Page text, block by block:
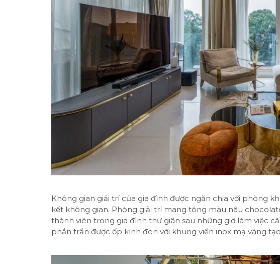
Không gian giải trí của gia đình được ngăn chia với phòng
kết không gian. Phòng giải trí mang tông màu nâu
thành viên trong gia đình thư giãn sau những giờ làm việc
phần trần được ốp kính đen với khung viền inox mạ vàng